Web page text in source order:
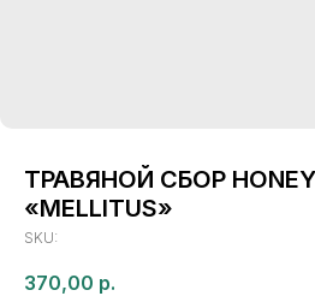
ТРАВЯНОЙ СБОР HONEY
«MELLITUS»
SKU:
370,00 р.